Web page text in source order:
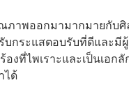
ภาพออกมามากมายกับ
กระแสตอบรับที่ดีและมี
องที่ไพเราะและเป็นเ
ได้